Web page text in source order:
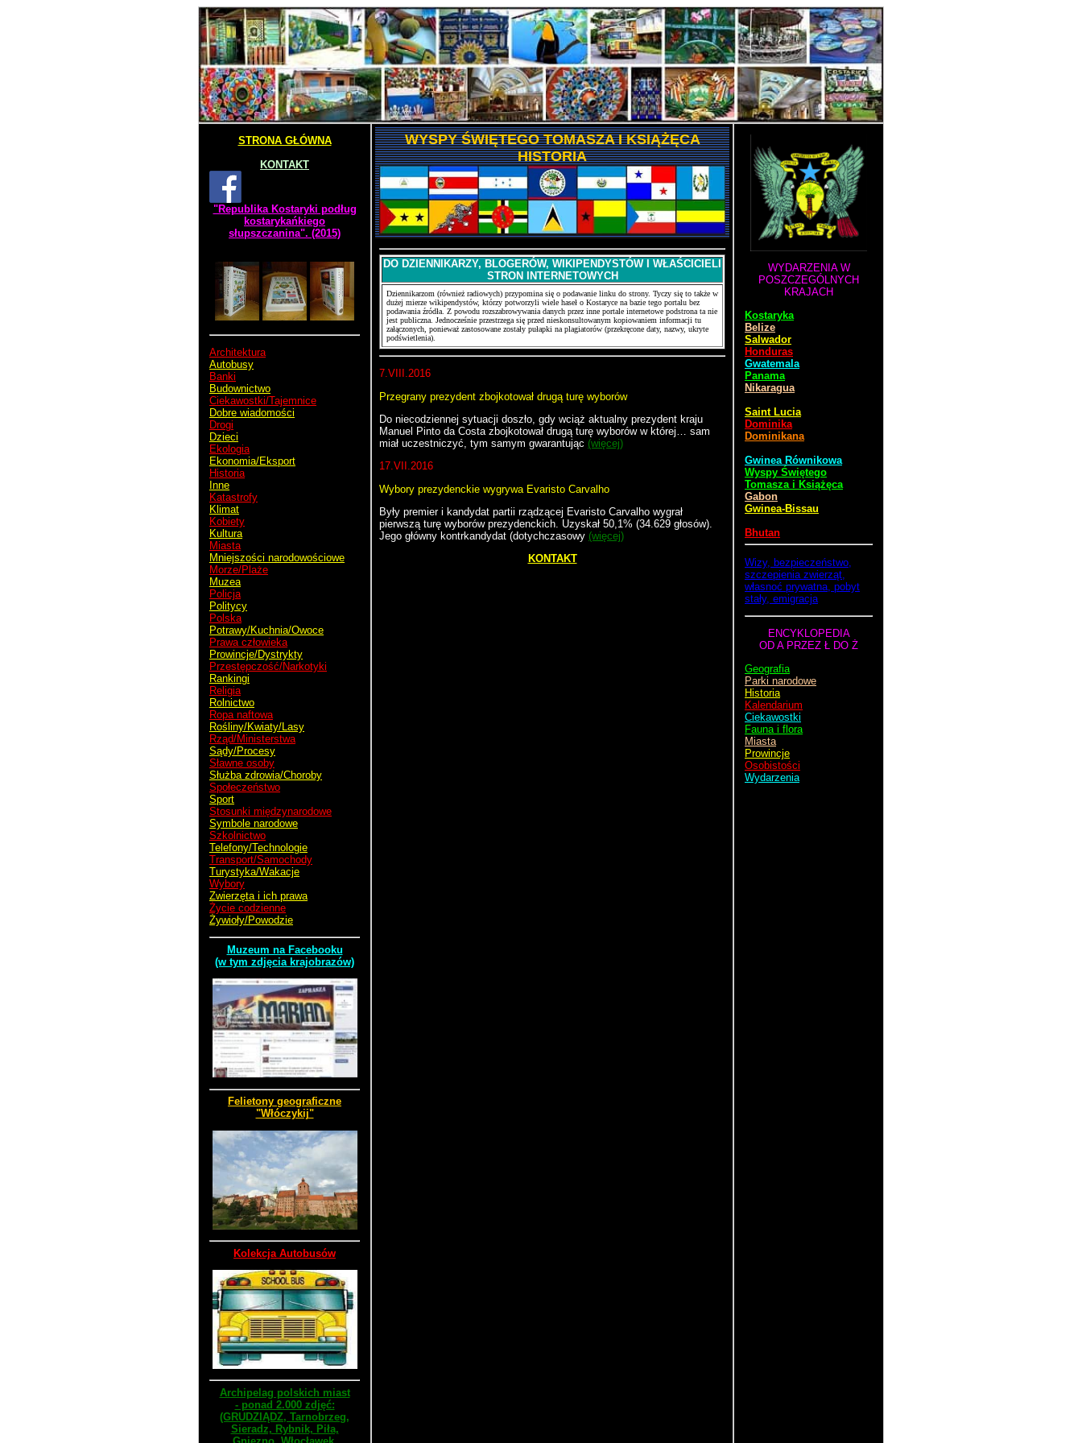
STRONA GŁÓWNA
KONTAKT
"Republika Kostaryki podług
kostarykańkiego
słupszczanina". (2015)
Architektura
Autobusy
Banki
Budownictwo
Ciekawostki/Tajemnice
Dobre wiadomości
Drogi
Dzieci
Ekologia
Ekonomia/Eksport
Historia
Inne
Katastrofy
Klimat
Kobiety
Kultura
Miasta
Mniejszości narodowościowe
Morze/Plaże
Muzea
Policja
Politycy
Polska
Potrawy/Kuchnia/Owoce
Prawa człowieka
Prowincje/Dystrykty
Przestępczość/Narkotyki
Rankingi
Religia
Rolnictwo
Ropa naftowa
Rośliny/Kwiaty/Lasy
Rząd/Ministerstwa
Sądy/Procesy
Sławne osoby
Służba zdrowia/Choroby
Społeczeństwo
Sport
Stosunki międzynarodowe
Symbole narodowe
Szkolnictwo
Telefony/Technologie
Transport/Samochody
Turystyka/Wakacje
Wybory
Zwierzęta i ich prawa
Życie codzienne
Żywioły/Powodzie
Muzeum na Facebooku
(w tym zdjęcia krajobrazów)
Felietony geograficzne
"Włóczykij"
Kolekcja Autobusów
Archipelag polskich miast
- ponad 2.000 zdjęć:
(GRUDZIĄDZ, Tarnobrzeg,
Sieradz, Rybnik, Piła,
WYSPY ŚWIĘTEGO TOMASZA I KSIĄŻĘCA
HISTORIA
DO DZIENNIKARZY, BLOGERÓW, WIKIPENDYSTÓW I WŁAŚCICIELI
STRON INTERNETOWYCH
Dziennikarzom (również radiowych) przypomina się o podawanie linku do strony. Tyczy się to także w
dużej mierze wikipendystów, którzy potworzyli wiele haseł o Kostaryce na bazie tego portalu bez
podawania źródła. Z powodu rozszabrowywania danych przez inne portale internetowe podstrona ta nie
jest publiczna. Jednocześnie przestrzega się przed nieskonsultowanym kopiowaniem informacji tu
załączonych, ponieważ zastosowane zostały pułapki na plagiatorów (przekręcone daty, nazwy, ukryte
podświetlenia).
7.VIII.2016
Przegrany prezydent zbojkotował drugą turę wyborów
Do niecodziennej sytuacji doszło, gdy wciąż aktualny prezydent kraju
Manuel Pinto da Costa zbojkotował drugą turę wyborów w której… sam
miał uczestniczyć, tym samym gwarantując (więcej)
17.VII.2016
Wybory prezydenckie wygrywa Evaristo Carvalho
Były premier i kandydat partii rządzącej Evaristo Carvalho wygrał
pierwszą turę wyborów prezydenckich. Uzyskał 50,1% (34.629 głosów).
Jego główny kontrkandydat (dotychczasowy (więcej)
KONTAKT
WYDARZENIA W
POSZCZEGÓLNYCH
KRAJACH
Kostaryka
Belize
Salwador
Honduras
Gwatemala
Panama
Nikaragua
Saint Lucia
Dominika
Dominikana
Gwinea Równikowa
Wyspy Świętego
Tomasza i Książęca
Gabon
Gwinea-Bissau
Bhutan
Wizy, bezpieczeństwo,
szczepienia zwierząt,
własnoć prywatna, pobyt
stały, emigracja
ENCYKLOPEDIA
OD A PRZEZ Ł DO Ż
Geografia
Parki narodowe
Historia
Kalendarium
Ciekawostki
Fauna i flora
Miasta
Prowincje
Osobistości
Wydarzenia